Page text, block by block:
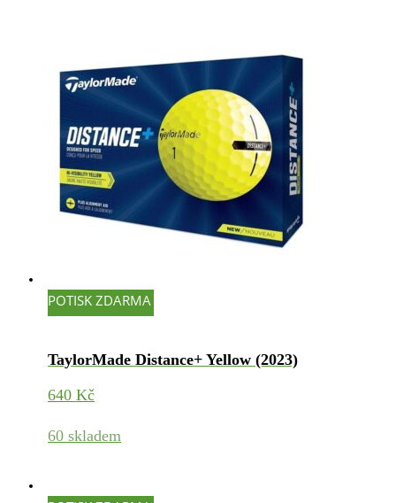
POTISK ZDARMA
TaylorMade Distance+ Yellow (2023)
640 Kč
60 skladem